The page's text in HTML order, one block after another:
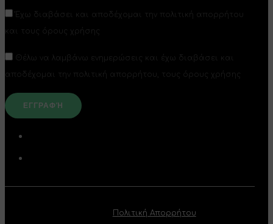
Έχω διαβάσει και αποδέχομαι την πολιτική απορρήτου
και τους όρους χρήσης
Θέλω να λαμβάνω ενημερώσεις και έχω διαβάσει και
αποδέχομαι την πολιτική απορρήτου, τους όρους χρήσης
Πολιτική Απορρήτου